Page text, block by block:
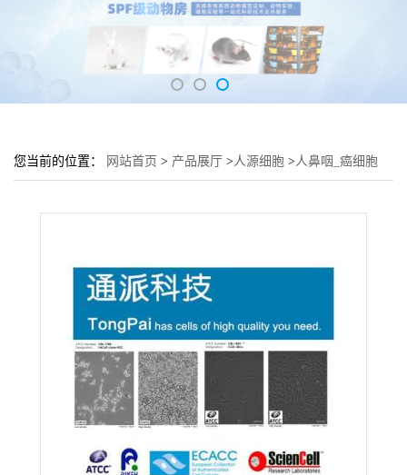
您当前的位置： 网站首页 > 产品展厅 >人源细胞 >人鼻咽_癌细胞